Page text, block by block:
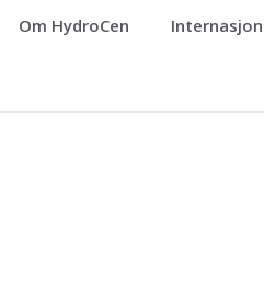
Om HydroCen